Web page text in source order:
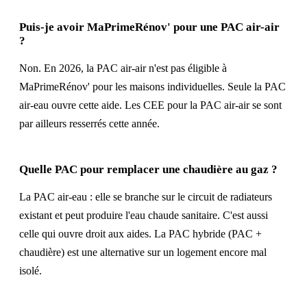
Puis-je avoir MaPrimeRénov' pour une PAC air-air
?
Non. En 2026, la PAC air-air n'est pas éligible à
MaPrimeRénov' pour les maisons individuelles. Seule la PAC
air-eau ouvre cette aide. Les CEE pour la PAC air-air se sont
par ailleurs resserrés cette année.
Quelle PAC pour remplacer une chaudière au gaz ?
La PAC air-eau : elle se branche sur le circuit de radiateurs
existant et peut produire l'eau chaude sanitaire. C'est aussi
celle qui ouvre droit aux aides. La PAC hybride (PAC +
chaudière) est une alternative sur un logement encore mal
isolé.